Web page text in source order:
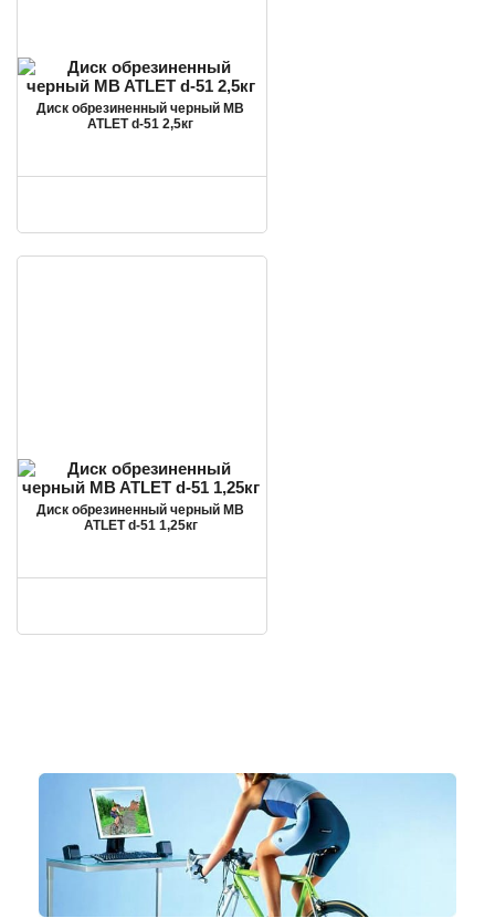
Диск обрезиненный черный MB
ATLET d-51 2,5кг
Диск обрезиненный черный MB
ATLET d-51 1,25кг